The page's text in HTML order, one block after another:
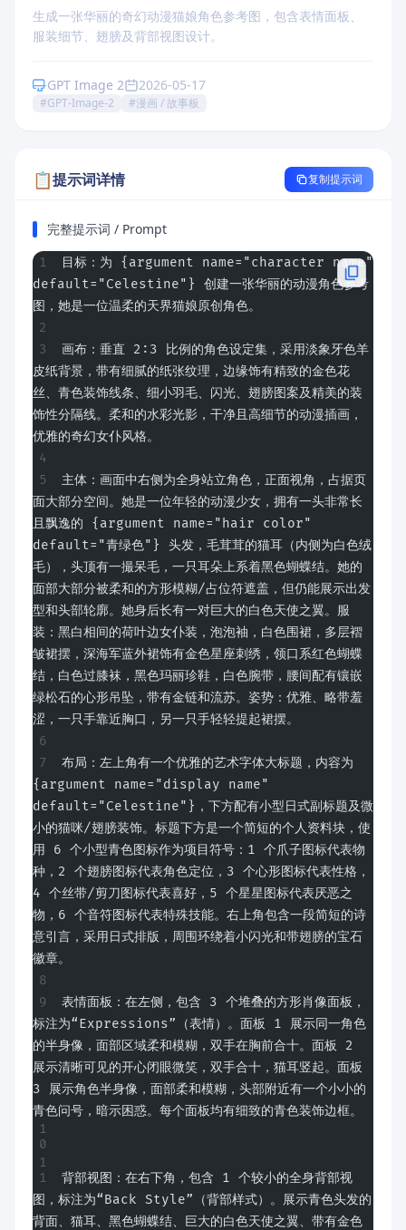
生成一张华丽的奇幻动漫猫娘角色参考图，包含表情面板、
服装细节、翅膀及背部视图设计。
GPT Image 2 2026-05-17
#GPT-Image-2 #漫画 / 故事板
📋提示词详情 复制提示词
完整提示词 / Prompt
目标：为 {argument name="character name"
default="Celestine"} 创建一张华丽的动漫角色参考
图，她是一位温柔的天界猫娘原创角色。
画布：垂直 2:3 比例的角色设定集，采用淡象牙色羊
皮纸背景，带有细腻的纸张纹理，边缘饰有精致的金色花
丝、青色装饰线条、细小羽毛、闪光、翅膀图案及精美的装
饰性分隔线。柔和的水彩光影，干净且高细节的动漫插画，
优雅的奇幻女仆风格。
主体：画面中右侧为全身站立角色，正面视角，占据页
面大部分空间。她是一位年轻的动漫少女，拥有一头非常长
且飘逸的 {argument name="hair color"
default="青绿色"} 头发，毛茸茸的猫耳（内侧为白色绒
毛），头顶有一撮呆毛，一只耳朵上系着黑色蝴蝶结。她的
面部大部分被柔和的方形模糊/占位符遮盖，但仍能展示出发
型和头部轮廓。她身后长有一对巨大的白色天使之翼。服
装：黑白相间的荷叶边女仆装，泡泡袖，白色围裙，多层褶
皱裙摆，深海军蓝外裙饰有金色星座刺绣，领口系红色蝴蝶
结，白色过膝袜，黑色玛丽珍鞋，白色腕带，腰间配有镶嵌
绿松石的心形吊坠，带有金链和流苏。姿势：优雅、略带羞
涩，一只手靠近胸口，另一只手轻轻提起裙摆。
布局：左上角有一个优雅的艺术字体大标题，内容为
{argument name="display name"
default="Celestine"}，下方配有小型日式副标题及微
小的猫咪/翅膀装饰。标题下方是一个简短的个人资料块，使
用 6 个小型青色图标作为项目符号：1 个爪子图标代表物
种，2 个翅膀图标代表角色定位，3 个心形图标代表性格，
4 个丝带/剪刀图标代表喜好，5 个星星图标代表厌恶之
物，6 个音符图标代表特殊技能。右上角包含一段简短的诗
意引言，采用日式排版，周围环绕着小闪光和带翅膀的宝石
徽章。
表情面板：在左侧，包含 3 个堆叠的方形肖像面板，
标注为“Expressions”（表情）。面板 1 展示同一角色
的半身像，面部区域柔和模糊，双手在胸前合十。面板 2
展示清晰可见的开心闭眼微笑，双手合十，猫耳竖起。面板
3 展示角色半身像，面部柔和模糊，头部附近有一个小小的
青色问号，暗示困惑。每个面板均有细致的青色装饰边框。
背部视图：在右下角，包含 1 个较小的全身背部视
图，标注为“Back Style”（背部样式）。展示青色头发的
背面、猫耳、黑色蝴蝶结、巨大的白色天使之翼、带有金色